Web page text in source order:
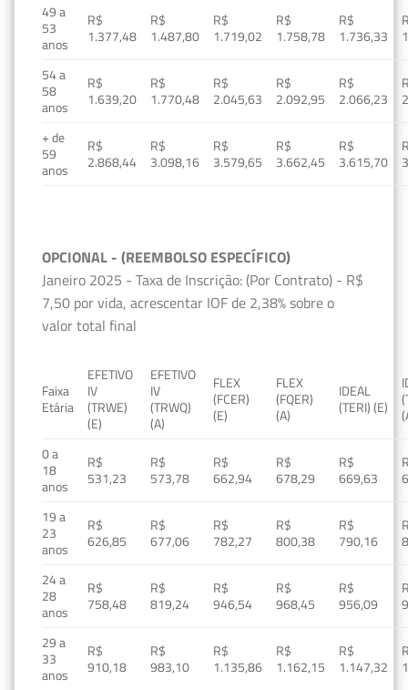
49 a
53
anos
R$
1.377,48
R$
1.487,80
R$
1.719,02
R$
1.758,78
R$
1.736,33
54 a
58
anos
R$
1.639,20
R$
1.770,48
R$
2.045,63
R$
2.092,95
R$
2.066,23
+ de
59
anos
R$
2.868,44
R$
3.098,16
R$
3.579,65
R$
3.662,45
R$
3.615,70
OPCIONAL - (REEMBOLSO ESPECÍFICO)
Janeiro 2025 - Taxa de Inscrição: (Por Contrato) - R$
7,50 por vida, acrescentar IOF de 2,38% sobre o
valor total final
Faixa
Etária
EFETIVO
IV
(TRWE)
(E)
EFETIVO
IV
(TRWQ)
(A)
FLEX
(FCER)
(E)
FLEX
(FQER)
(A)
IDEAL
(TERI) (E)
0 a
18
anos
R$
531,23
R$
573,78
R$
662,94
R$
678,29
R$
669,63
19 a
23
anos
R$
626,85
R$
677,06
R$
782,27
R$
800,38
R$
790,16
24 a
28
anos
R$
758,48
R$
819,24
R$
946,54
R$
968,45
R$
956,09
29 a
33
anos
R$
910,18
R$
983,10
R$
1.135,86
R$
1.162,15
R$
1.147,32